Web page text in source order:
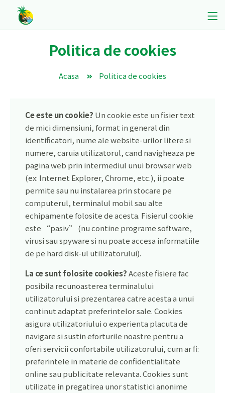
Politica de cookies
Acasa Politica de cookies
Ce este un cookie? Un cookie este un fisier text
de mici dimensiuni, format in general din
identificatori, nume ale website-urilor litere si
numere, caruia utilizatorul, cand navigheaza pe
pagina web prin intermediul unui browser web
(ex: Internet Explorer, Chrome, etc.), ii poate
permite sau nu instalarea prin stocare pe
computerul, terminalul mobil sau alte
echipamente folosite de acesta. Fisierul cookie
este “pasiv” (nu contine programe software,
virusi sau spyware si nu poate accesa informatiile
de pe hard disk-ul utilizatorului).
La ce sunt folosite cookies?Aceste fisiere fac
posibila recunoasterea terminalului
utilizatorului si prezentarea catre acesta a unui
continut adaptat preferintelor sale. Cookies
asigura utilizatoriului o experienta placuta de
navigare si sustin eforturile noastre pentru a
oferi servicii confortabile utilizatorului, cum ar fi:
preferintele in materie de confidentialitate
online sau publicitate relevanta. Cookies sunt
utilizate in pregatirea unor statistici anonime